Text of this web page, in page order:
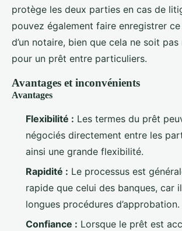
protège les deux parties en cas de
pouvez également faire enregistrer
d’un notaire, bien que cela ne soit pas
pour un prêt entre particuliers.
Avantages et inconvénients
Avantages
Flexibilité : Les termes du prêt
négociés directement entre les
ainsi une grande flexibilité.
Rapidité : Le processus est
rapide que celui des banques, car
longues procédures d’approbation.
Confiance : Lorsque le prêt est